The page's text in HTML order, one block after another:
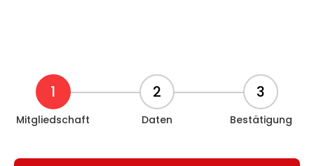
1
Mitgliedschaft
2
Daten
3
Bestätigung